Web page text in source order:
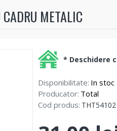
METALIC
Disponibilitate: In stoc
Producator: Total
Cod produs: THT54102
* Deschidere